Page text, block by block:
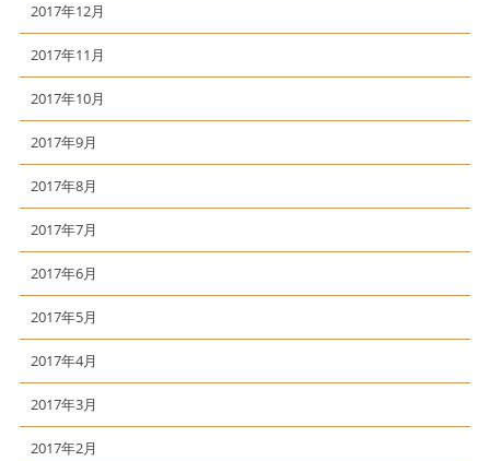
2017年12月
2017年11月
2017年10月
2017年9月
2017年8月
2017年7月
2017年6月
2017年5月
2017年4月
2017年3月
2017年2月